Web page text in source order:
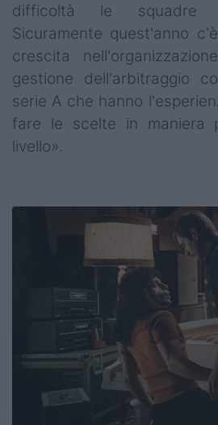
difficoltà le squadre
Sicuramente quest'anno
crescita
gestione dell'arbitraggio
serie A che hanno
fare le scelte in maniera
livello».